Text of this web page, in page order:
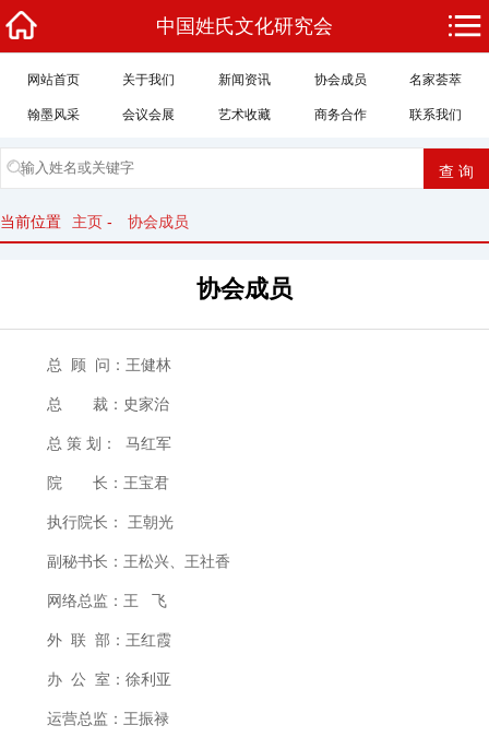
中国姓氏文化研究会
网站首页 关于我们 新闻资讯 协会成员 名家荟萃
翰墨风采 会议会展 艺术收藏 商务合作 联系我们
当前位置 主页 - 协会成员
协会成员
总 顾 问：王健林
总 裁：史家治
总 策 划： 马红军
院 长：王宝君
执行院长： 王朝光
副秘书长：王松兴、王社香
网络总监：王 飞
外 联 部：王红霞
办 公 室：徐利亚
运营总监：王振禄